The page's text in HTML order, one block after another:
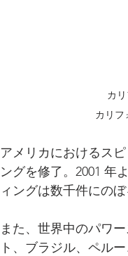
カ
カリフ
アメリカにおけるス
ングを修了。2001 年
ィングは数千件にのぼ
また、世界中のパワ
ト、ブラジル、ペル